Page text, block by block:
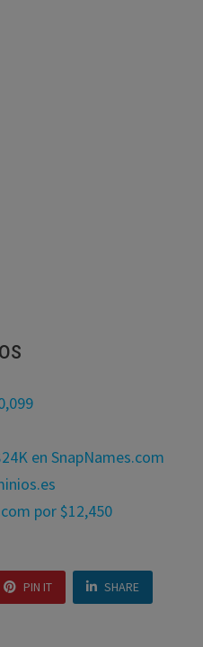
en SnapNames.com
por $12,450
PIN IT SHARE